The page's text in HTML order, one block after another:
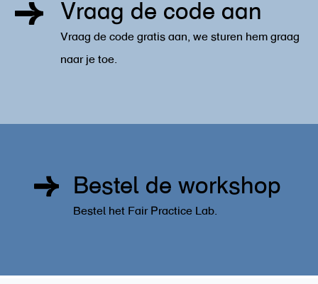
Vraag de code aan
Vraag de code gratis aan, we sturen hem graag
naar je toe.
Bestel de workshop
Bestel het Fair Practice Lab.